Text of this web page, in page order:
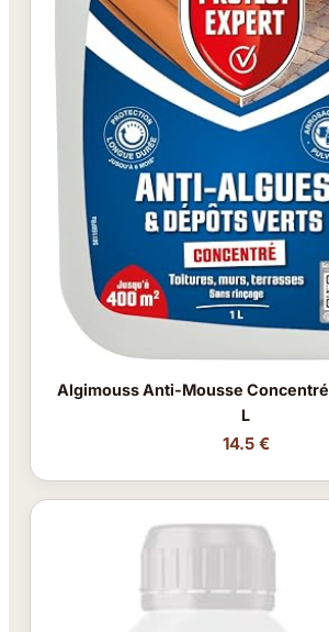
Algimouss Anti-Mousse Concentré
L
14.5 €